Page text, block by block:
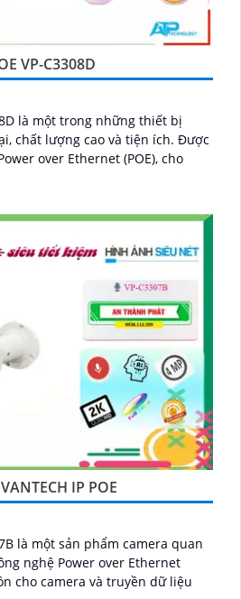
VP-C3308D
là một trong những thiết bị
lượng cao và tiện ích. Được
over Ethernet (POE), cho
IP POE
là một sản phẩm camera quan
nghệ Power over Ethernet
cho camera và truyền dữ liệu